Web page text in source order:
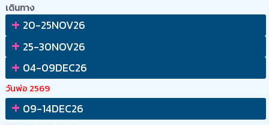
เดินทาง
+ 20-25NOV26
+ 25-30NOV26
+ 04-09DEC26
วันพ่อ 2569
+ 09-14DEC26